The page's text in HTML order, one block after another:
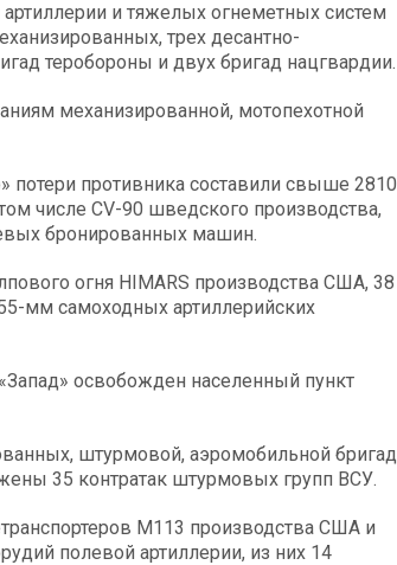
и тяжелых огнеметных систем
трех десантно-
теробороны и двух бригад нацгвардии.
механизированной, мотопехотной
потери противника составили свыше 2810
числе CV-90 шведского производства,
бронированных машин.
огня HIMARS производства США, 38
мм самоходных артиллерийских
освобожден населенный пункт
штурмовой, аэромобильной бригад
35 контратак штурмовых групп ВСУ.
М113 производства США и
полевой артиллерии, из них 14